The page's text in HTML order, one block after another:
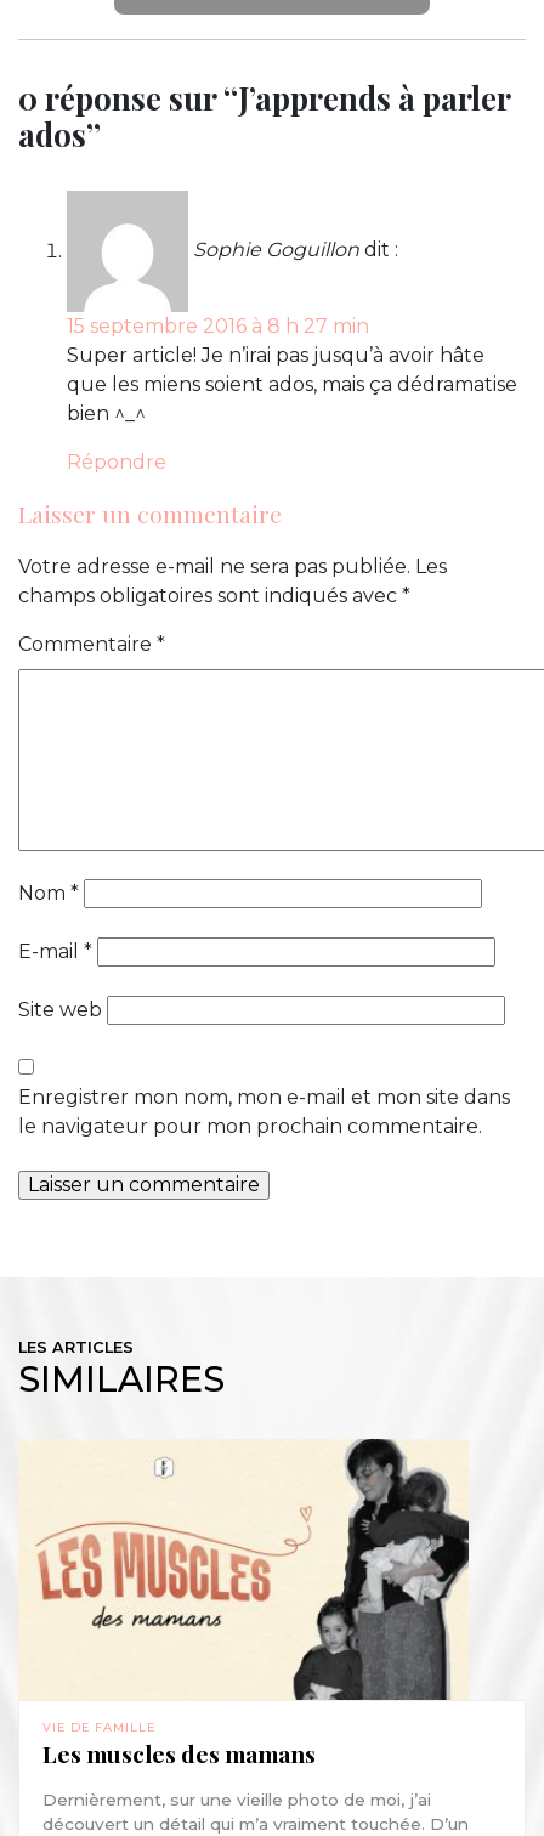
0 réponse sur “J’apprends à parler
ados”
Sophie Goguillon dit :
15 septembre 2016 à 8 h 27 min
Super article! Je n’irai pas jusqu’à avoir hâte
que les miens soient ados, mais ça dédramatise
bien ^_^
Répondre
Laisser un commentaire
Votre adresse e-mail ne sera pas publiée. Les
champs obligatoires sont indiqués avec *
Commentaire *
Nom *
E-mail *
Site web
Enregistrer mon nom, mon e-mail et mon site dans
le navigateur pour mon prochain commentaire.
LES ARTICLES
SIMILAIRES
VIE DE FAMILLE
Les muscles des mamans
Dernièrement, sur une vieille photo de moi, j’ai
découvert un détail qui m’a vraiment touchée. D’un